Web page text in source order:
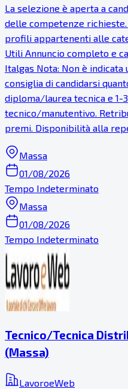
La selezione è aperta a
delle competenze
profili appartenenti alle
Utili Annuncio completo e
Italgas Nota: Non è indicata
consiglia di candidarsi
diploma/laurea tecnica e 1-
tecnico/manutentivo.
premi. Disponibilità alla
Massa
01/08/2026
Tempo Indeterminato
Massa
01/08/2026
Tempo Indeterminato
Tecnico/Tecnica
(Massa)
LavoroeWeb